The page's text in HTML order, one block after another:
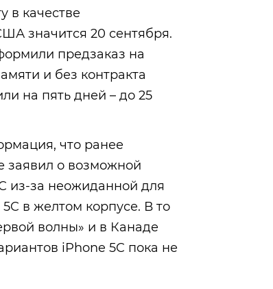
в качестве
значится 20 сентября.
предзаказ на
и без контракта
на пять дней – до 25
что ранее
заявил о возможной
из-за неожиданной для
в желтом корпусе. В то
волны» и в Канаде
iPhone 5C пока не